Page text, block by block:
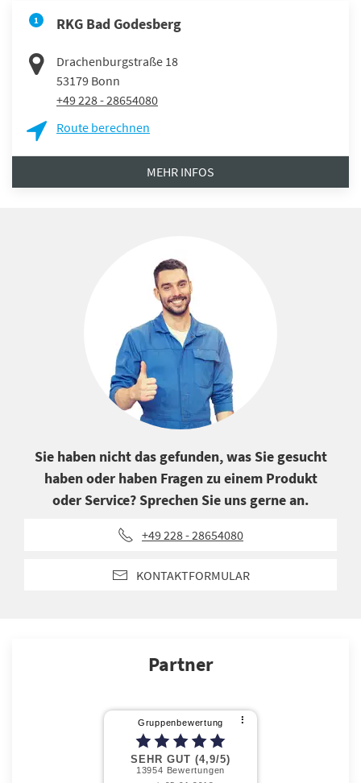
1 RKG Bad Godesberg
Drachenburgstraße 18
53179 Bonn
+49 228 - 28654080
Route berechnen
MEHR INFOS
Sie haben nicht das gefunden, was Sie gesucht
haben oder haben Fragen zu einem Produkt
oder Service? Sprechen Sie uns gerne an.
+49 228 - 28654080
KONTAKTFORMULAR
Partner